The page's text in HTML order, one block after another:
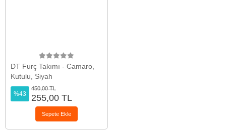
DT Furç Takımı - Camaro,
Kutulu, Siyah
%43
450,00 TL
255,00 TL
Sepete Ekle